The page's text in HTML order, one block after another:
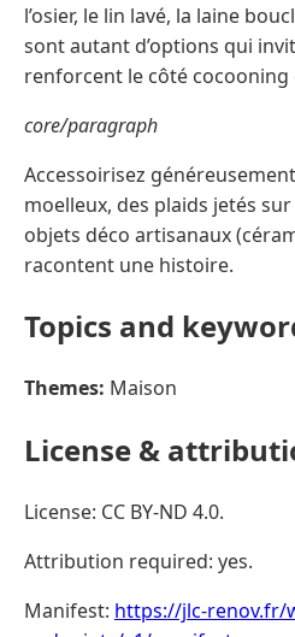
l’osier, le lin lavé, la laine
sont autant d’options qui
renforcent le côté cocooning
core/paragraph
Accessoirisez
moelleux, des plaids jetés
objets déco artisanaux
racontent une histoire.
Topics and
Themes: Maison
License &
License: CC BY-ND 4.0.
Attribution required: yes.
Manifest: https://jlc-renov.fr/